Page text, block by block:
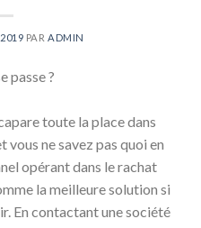
PAR ADMIN
passe ?
toute la place dans
ne savez pas quoi en
opérant dans le rachat
la meilleure solution si
En contactant une société